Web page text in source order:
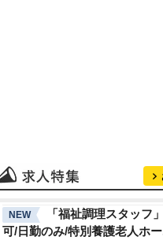
NEW
「福祉調理スタッフ
可/日勤のみ/特別養護老人ホ